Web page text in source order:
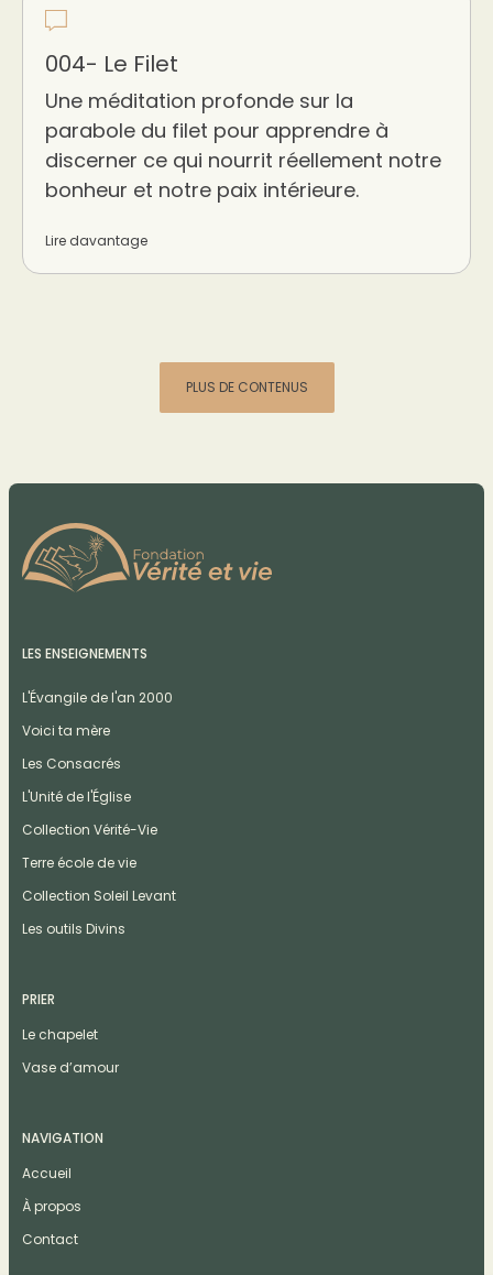
004- Le Filet
Une méditation profonde sur la
parabole du filet pour apprendre à
discerner ce qui nourrit réellement notre
bonheur et notre paix intérieure.
Lire davantage
PLUS DE CONTENUS
LES ENSEIGNEMENTS
L'Évangile de l'an 2000
Voici ta mère
Les Consacrés
L'Unité de l'Église
Collection Vérité-Vie
Terre école de vie
Collection Soleil Levant
Les outils Divins
PRIER
Le chapelet
Vase d’amour
NAVIGATION
Accueil
À propos
Contact